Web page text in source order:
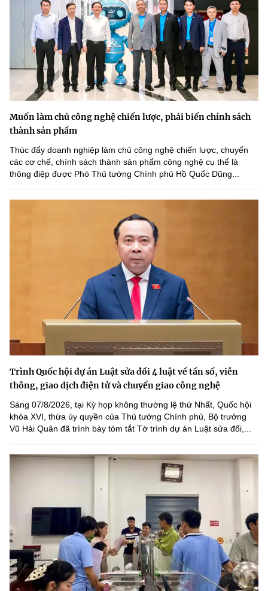
Muốn làm chủ công nghệ chiến lược, phải biến chính sách
thành sản phẩm
Thúc đẩy doanh nghiệp làm chủ công nghệ chiến lược, chuyển
các cơ chế, chính sách thành sản phẩm công nghệ cụ thể là
thông điệp được Phó Thủ tướng Chính phủ Hồ Quốc Dũng...
Trình Quốc hội dự án Luật sửa đổi 4 luật về tần số, viễn
thông, giao dịch điện tử và chuyển giao công nghệ
Sáng 07/8/2026, tại Kỳ họp không thường lệ thứ Nhất, Quốc hội
khóa XVI, thừa ủy quyền của Thủ tướng Chính phủ, Bộ trưởng
Vũ Hải Quân đã trình bày tóm tắt Tờ trình dự án Luật sửa đổi,...